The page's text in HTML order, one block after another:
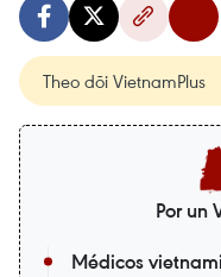
Theo dõi VietnamPlus
Por un
Médicos